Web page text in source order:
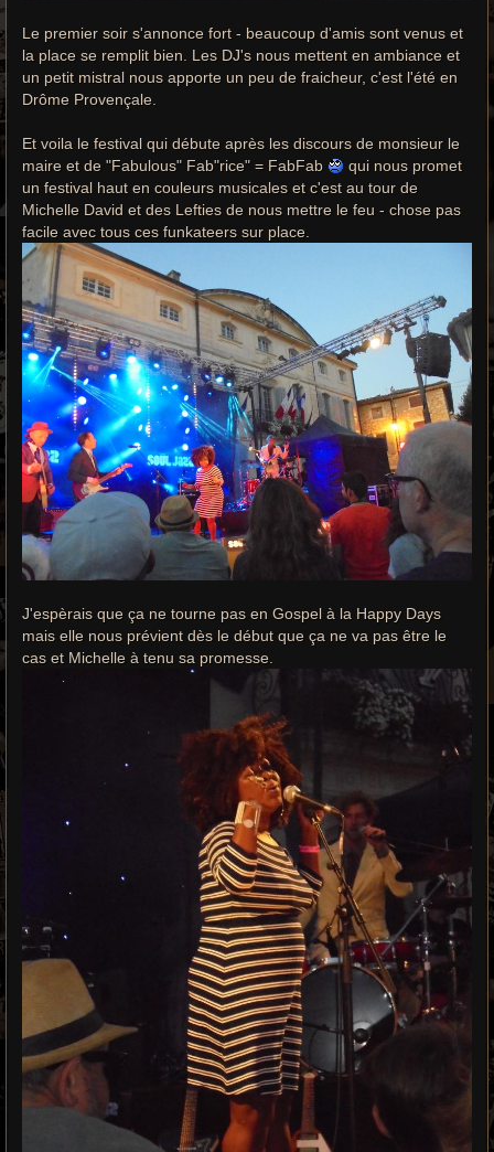
Le premier soir s'annonce fort - beaucoup d'amis sont venus et
la place se remplit bien. Les DJ's nous mettent en ambiance et
un petit mistral nous apporte un peu de fraicheur, c'est l'été en
Drôme Provençale.
Et voila le festival qui débute après les discours de monsieur le
maire et de "Fabulous" Fab"rice" = FabFab
qui nous promet
un festival haut en couleurs musicales et c'est au tour de
Michelle David et des Lefties de nous mettre le feu - chose pas
facile avec tous ces funkateers sur place.
J'espèrais que ça ne tourne pas en Gospel à la Happy Days
mais elle nous prévient dès le début que ça ne va pas être le
cas et Michelle à tenu sa promesse.